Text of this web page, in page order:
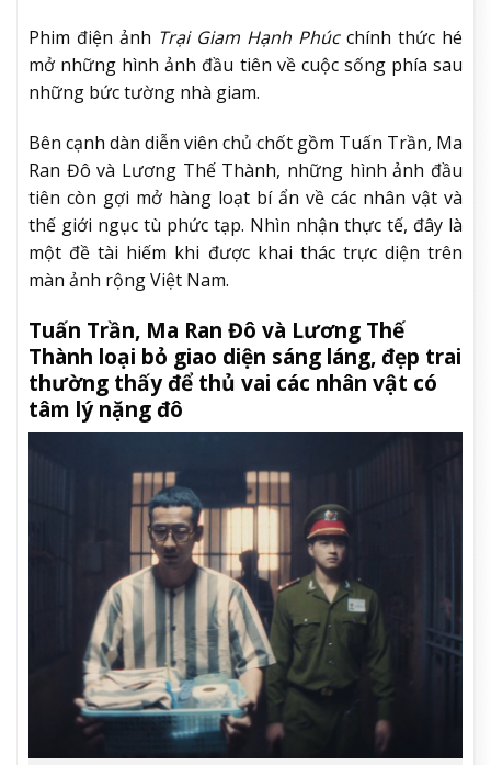
Phim điện ảnh Trại Giam Hạnh Phúcchính thức hé
mở những hình ảnh đầu tiên về cuộc sống phía sau
những bức tường nhà giam.
Bên cạnh dàn diễn viên chủ chốt gồm Tuấn Trần, Ma
Ran Đô và Lương Thế Thành, những hình ảnh đầu
tiên còn gợi mở hàng loạt bí ẩn về các nhân vật và
thế giới ngục tù phức tạp. Nhìn nhận thực tế, đây là
một đề tài hiếm khi được khai thác trực diện trên
màn ảnh rộng Việt Nam.
Tuấn Trần, Ma Ran Đô và Lương Thế
Thành loại bỏ giao diện sáng láng, đẹp trai
thường thấy để thủ vai các nhân vật có
tâm lý nặng đô